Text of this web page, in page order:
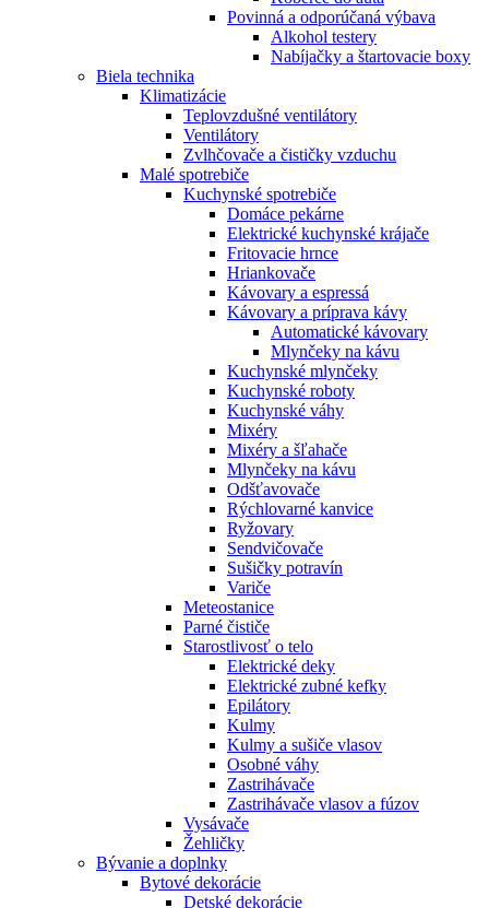
Povinná a odporúčaná výbava
Alkohol testery
Nabíjačky a štartovacie boxy
Biela technika
Klimatizácie
Teplovzdušné ventilátory
Ventilátory
Zvlhčovače a čističky vzduchu
Malé spotrebiče
Kuchynské spotrebiče
Domáce pekárne
Elektrické kuchynské krájače
Fritovacie hrnce
Hriankovače
Kávovary a espressá
Kávovary a príprava kávy
Automatické kávovary
Mlynčeky na kávu
Kuchynské mlynčeky
Kuchynské roboty
Kuchynské váhy
Mixéry
Mixéry a šľahače
Mlynčeky na kávu
Odšťavovače
Rýchlovarné kanvice
Ryžovary
Sendvičovače
Sušičky potravín
Variče
Meteostanice
Parné čističe
Starostlivosť o telo
Elektrické deky
Elektrické zubné kefky
Epilátory
Kulmy
Kulmy a sušiče vlasov
Osobné váhy
Zastrihávače
Zastrihávače vlasov a fúzov
Vysávače
Žehličky
Bývanie a doplnky
Bytové dekorácie
Detské dekorácie